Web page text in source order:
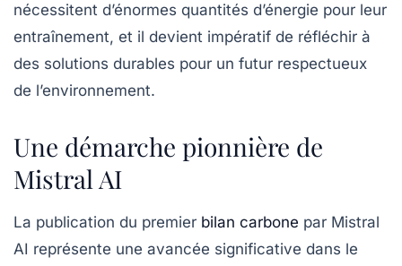
nécessitent d’énormes quantités d’énergie pour leur
entraînement, et il devient impératif de réfléchir à
des solutions durables pour un futur respectueux
de l’environnement.
Une démarche pionnière de
Mistral AI
La publication du premier bilan carbone par Mistral
AI représente une avancée significative dans le